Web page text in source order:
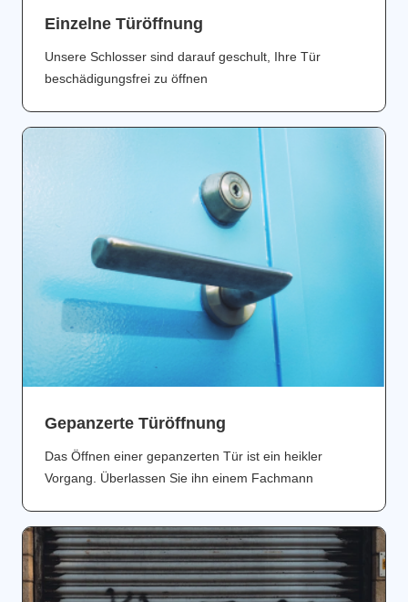
Einzelne Türöffnung
Unsere Schlosser sind darauf geschult, Ihre Tür
beschädigungsfrei zu öffnen
Gepanzerte Türöffnung
Das Öffnen einer gepanzerten Tür ist ein heikler
Vorgang. Überlassen Sie ihn einem Fachmann